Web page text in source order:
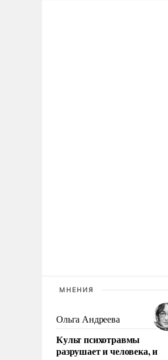
МНЕНИЯ
Ольга Андреева
Культ психотравмы
разрушает и человека, и